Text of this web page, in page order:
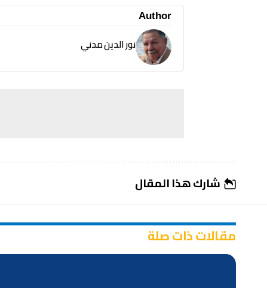
Author
نور الدين مدني
شارك هذا المقال
مقالات ذات صلة